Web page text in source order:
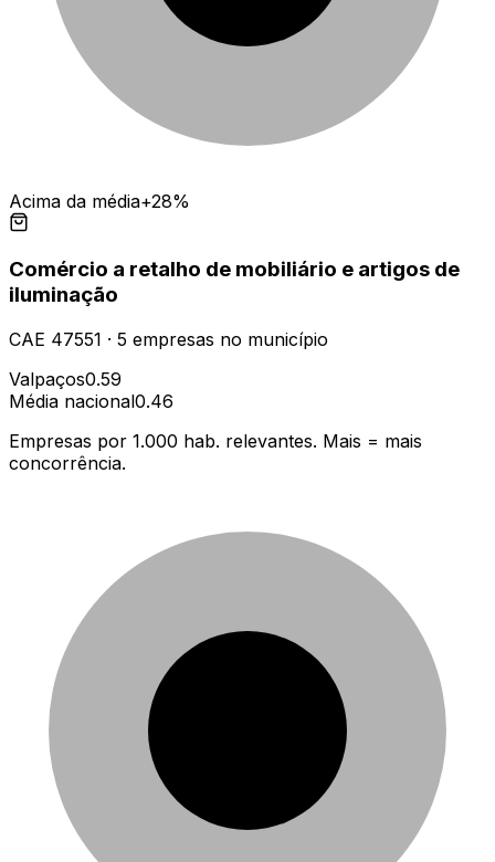
Acima da média+28%
Comércio a retalho de mobiliário e artigos de
iluminação
CAE 47551 · 5 empresas no município
Valpaços0.59
Média nacional0.46
Empresas por 1.000 hab. relevantes. Mais = mais
concorrência.